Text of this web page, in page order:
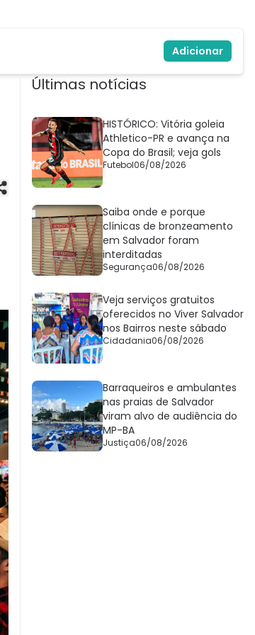
Adicionar
Últimas notícias
HISTÓRICO: Vitória goleia
Athletico-PR e avança na
Copa do Brasil; veja gols
Futebol06/08/2026
Saiba onde e porque
clínicas de bronzeamento
em Salvador foram
interditadas
Segurança06/08/2026
Veja serviços gratuitos
oferecidos no Viver Salvador
nos Bairros neste sábado
Cidadania06/08/2026
Barraqueiros e ambulantes
nas praias de Salvador
viram alvo de audiência do
MP-BA
Justiça06/08/2026